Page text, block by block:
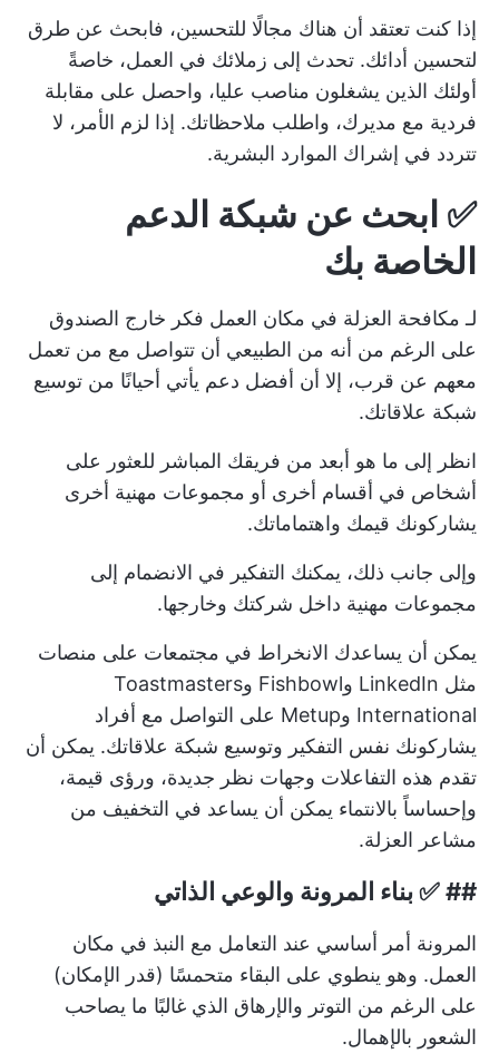
إذا كنت تعتقد أن هناك مجالًا للتحسين، فابحث عن طرق
لتحسين أدائك. تحدث إلى زملائك في العمل، خاصةً
أولئك الذين يشغلون مناصب عليا، واحصل على مقابلة
فردية مع مديرك، واطلب ملاحظاتك. إذا لزم الأمر، لا
تتردد في إشراك الموارد البشرية.
✅ ابحث عن شبكة الدعم
الخاصة بك
لـ مكافحة العزلة في مكان العمل فكر خارج الصندوق
على الرغم من أنه من الطبيعي أن تتواصل مع من تعمل
معهم عن قرب، إلا أن أفضل دعم يأتي أحيانًا من توسيع
شبكة علاقاتك.
انظر إلى ما هو أبعد من فريقك المباشر للعثور على
أشخاص في أقسام أخرى أو مجموعات مهنية أخرى
يشاركونك قيمك واهتماماتك.
وإلى جانب ذلك، يمكنك التفكير في الانضمام إلى
مجموعات مهنية داخل شركتك وخارجها.
يمكن أن يساعدك الانخراط في مجتمعات على منصات
مثل LinkedIn وFishbowl وToastmasters
International وMetup على التواصل مع أفراد
يشاركونك نفس التفكير وتوسيع شبكة علاقاتك. يمكن أن
تقدم هذه التفاعلات وجهات نظر جديدة، ورؤى قيمة،
وإحساساً بالانتماء يمكن أن يساعد في التخفيف من
مشاعر العزلة.
## ✅بناء المرونة والوعي الذاتي
المرونة أمر أساسي عند التعامل مع النبذ في مكان
العمل. وهو ينطوي على البقاء متحمسًا (قدر الإمكان)
على الرغم من التوتر والإرهاق الذي غالبًا ما يصاحب
الشعور بالإهمال.